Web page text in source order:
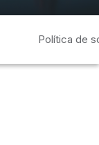
Política de